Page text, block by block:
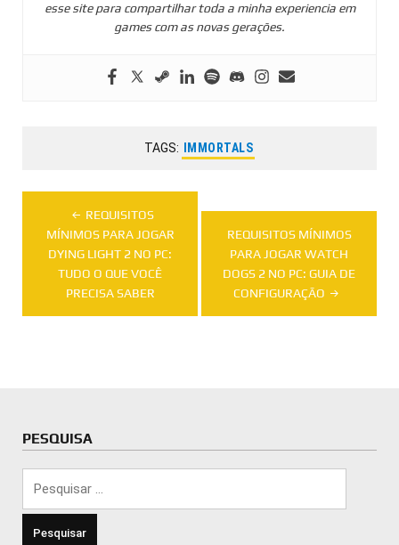
esse site para compartilhar toda a minha experiencia em
games com as novas gerações.
TAGS: IMMORTALS
Navegação
de
Post
REQUISITOS
MÍNIMOS PARA JOGAR
DYING LIGHT 2 NO PC:
TUDO O QUE VOCÊ
PRECISA SABER
REQUISITOS MÍNIMOS
PARA JOGAR WATCH
DOGS 2 NO PC: GUIA DE
CONFIGURAÇÃO
PESQUISA